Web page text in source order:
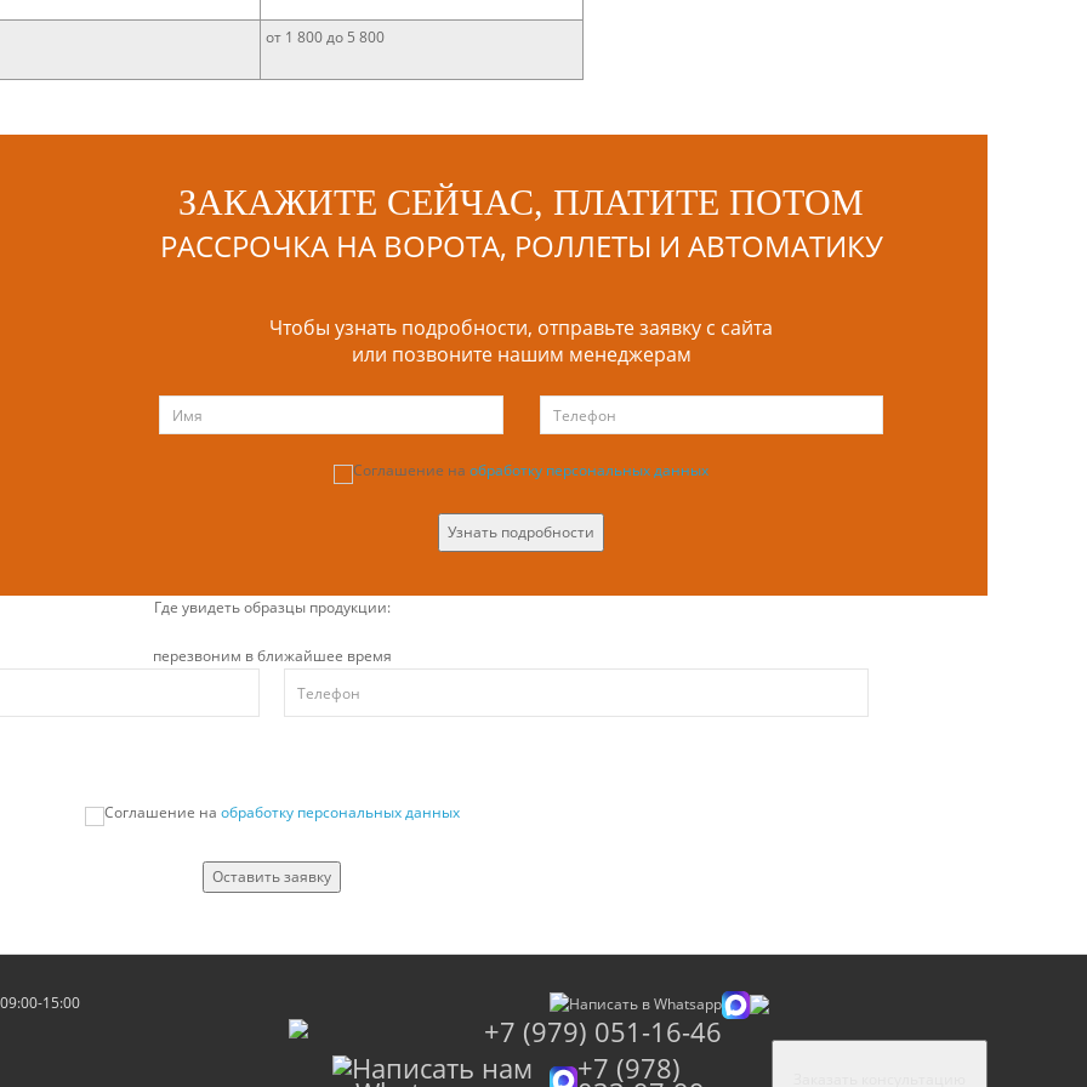
от 1 800 до 5 800
ЗАКАЖИТЕ СЕЙЧАС, ПЛАТИТЕ ПОТОМ
РАССРОЧКА НА ВОРОТА, РОЛЛЕТЫ И АВТОМАТИКУ
Чтобы узнать подробности, отправьте заявку с сайта
или позвоните нашим менеджерам
Соглашение на обработку персональных данных
Узнать подробности
Где увидеть образцы продукции:
перезвоним в ближайшее время
Соглашение на обработку персональных данных
Оставить заявку
09:00-15:00
+7 (979) 051-16-46
+7 (978)